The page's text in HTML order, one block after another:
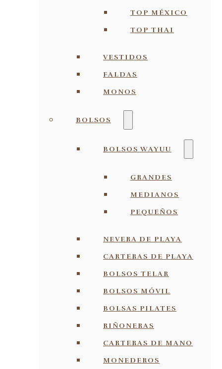
TOP MÉXICO
TOP THAI
VESTIDOS
FALDAS
MONOS
BOLSOS
BOLSOS WAYUU
GRANDES
MEDIANOS
PEQUEÑOS
NEVERA DE PLAYA
CARTERAS DE PLAYA
BOLSOS TELAR
BOLSOS MÓVIL
BOLSAS PILATES
RIÑONERAS
CARTERAS DE MANO
MONEDEROS